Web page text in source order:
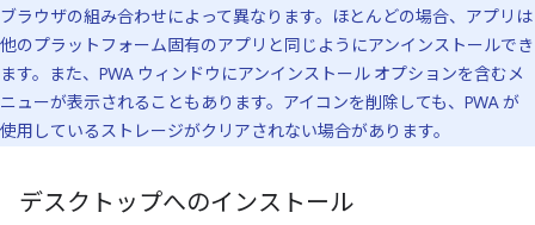
ブラウザの組み合わせによって異なります。ほとんどの場合、アプリは
他のプラットフォーム固有のアプリと同じようにアンインストールでき
ます。また、PWA ウィンドウにアンインストール オプションを含むメ
ニューが表示されることもあります。アイコンを削除しても、PWA が
使用しているストレージがクリアされない場合があります。
デスクトップへのインストール